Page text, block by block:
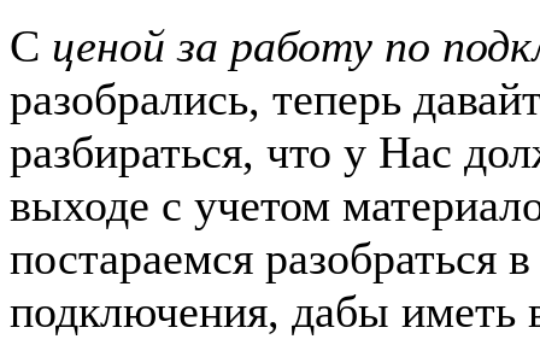
С ценой за работу по
разобрались, теперь
разбираться, что у Нас
выходе с учетом
постараемся разобраться
подключения, дабы иметь